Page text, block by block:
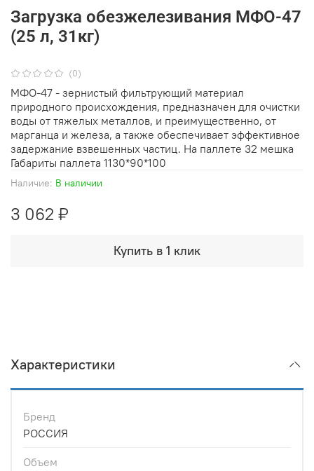
(0)
Наличие: В наличии
Загрузка обезжелезивания МФО-47
(25 л, 31кг)
3 062 ₽
Купить в 1 клик
МФО-47 - зернистый фильтрующий материал
природного происхождения, предназначен для очистки
воды от тяжелых металлов, и преимущественно, от
марганца и железа, а также обеспечивает эффективное
задержание взвешенных частиц. На паллете 32 мешка
Габариты паллета 1130*90*100
Характеристики
Бренд
РОССИЯ
Объем